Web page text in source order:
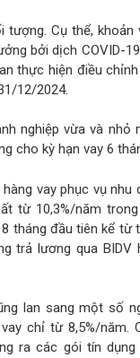
Cụ thể, khoản
bởi dịch COVID-
thực hiện điều
12/2024.
nghiệp vừa và nhỏ
cho kỳ hạn vay 6
vay phục vụ nhu
từ 10,3%/năm
tháng đầu tiên kể từ
trả lương qua BIDV
lan sang một số
chỉ từ 8,5%/năm.
ra các gói tín dụng